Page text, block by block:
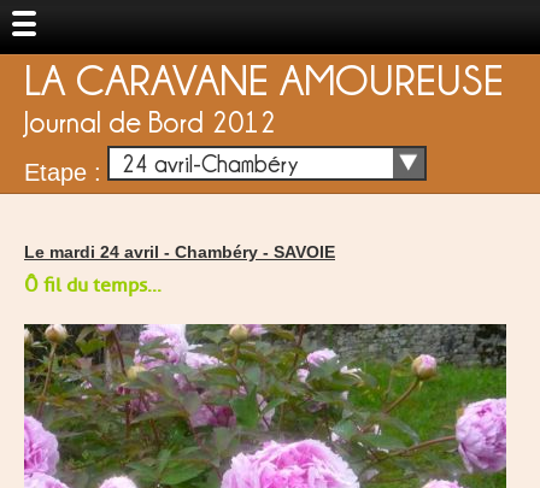
LA CARAVANE AMOUREUSE
Journal de Bord 2012
Etape : 24 avril-Chambéry
Le mardi 24 avril - Chambéry - SAVOIE
Ô fil du temps...